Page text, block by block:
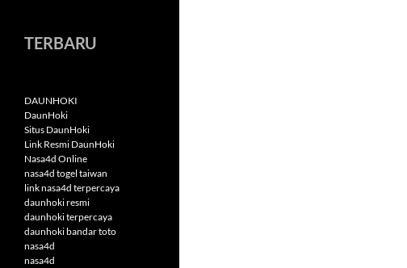
TERBARU
DAUNHOKI
DaunHoki
Situs DaunHoki
Link Resmi DaunHoki
Nasa4d Online
nasa4d togel taiwan
link nasa4d terpercaya
daunhoki resmi
daunhoki terpercaya
daunhoki bandar toto
nasa4d
nasa4d